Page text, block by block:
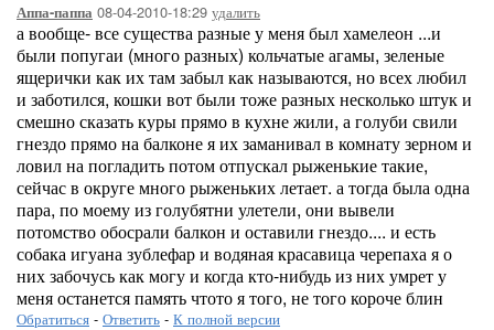
Аппа-паппа 08-04-2010-18:29 удалить
а вообще- все существа разные у меня был хамелеон ...и
были попугаи (много разных) кольчатые агамы, зеленые
ящерички как их там забыл как называются, но всех любил
и заботился, кошки вот были тоже разных несколько штук и
смешно сказать куры прямо в кухне жили, а голуби свили
гнездо прямо на балконе я их заманивал в комнату зерном и
ловил на погладить потом отпускал рыженькие такие,
сейчас в округе много рыженьких летает. а тогда была одна
пара, по моему из голубятни улетели, они вывели
потомство обосрали балкон и оставили гнездо.... и есть
собака игуана зублефар и водяная красавица черепаха я о
них забочусь как могу и когда кто-нибудь из них умрет у
меня останется память чтото я того, не того короче блин
Обратиться - Ответить - К полной версии